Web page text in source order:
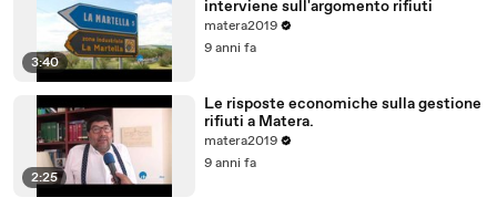
3:40
interviene sull'argomento rifiuti
matera2019
9 anni fa
2:25
Le risposte economiche sulla gestione
rifiuti a Matera.
matera2019
9 anni fa